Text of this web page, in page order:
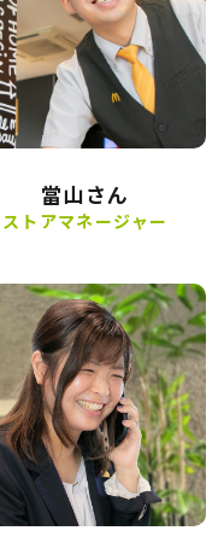
當山さん
ストアマネージャー